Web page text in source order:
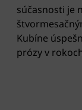
súčasnosti je
Kubíne
prózy v